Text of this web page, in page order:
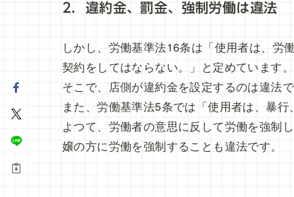
2．違約金、罰金、強制労働は違法
しかし、労働基準法16条は「使用者は、労
契約をしてはならない。」と定めています。
そこで、店側が違約金を設定するのは違法
また、労働基準法5条では「使用者は、暴
よつて、労働者の意思に反して労働を強制
嬢の方に労働を強制することも違法です。